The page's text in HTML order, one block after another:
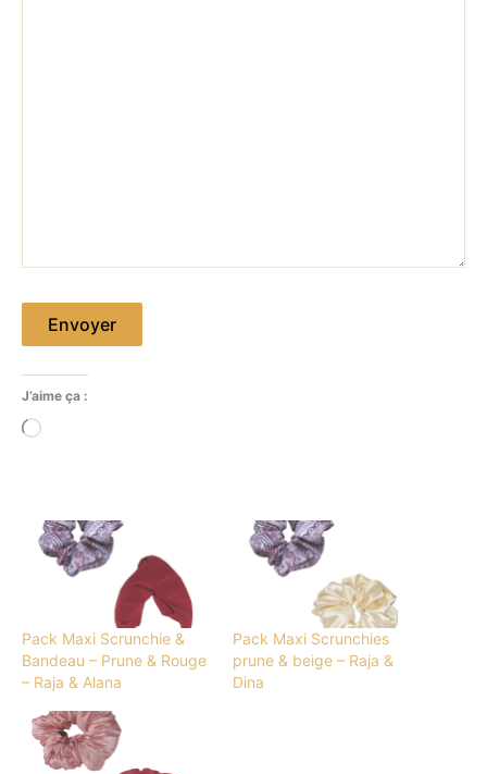
Envoyer
J’aime ça :
Chargement…
Pack Maxi Scrunchie &
Bandeau – Prune & Rouge
– Raja & Alana
Pack Maxi Scrunchies
prune & beige – Raja &
Dina